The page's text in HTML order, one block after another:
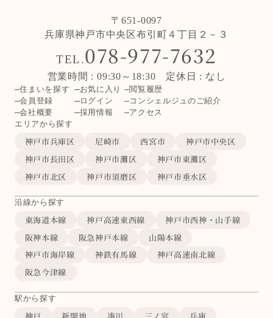
〒651-0097
兵庫県神戸市中央区布引町４丁目２－３
TEL.078-977-7632
営業時間 : 09:30～18:30 定休日 : なし
住まいを探す お気に入り
閲覧履歴
会員登録
ログイン
コンシェルジュのご紹介
会社概要
採用情報
アクセス
エリアから探す
神戸市兵庫区 尼崎市 西宮市
神戸市中央区
神戸市長田区
神戸市灘区
神戸市東灘区
神戸市北区
神戸市須磨区 神戸市垂水区
沿線から探す
東海道本線 神戸高速東西線
神戸市西神・山手線
阪神本線
阪急神戸本線
山陽本線
神戸市海岸線
神鉄有馬線
神戸高速南北線
阪急今津線
駅から探す
神戸 新開地 湊川 三ノ宮 兵庫